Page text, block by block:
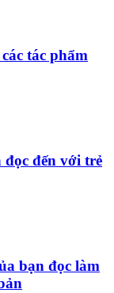
tác phẩm
đọc đến với trẻ
bạn đọc làm